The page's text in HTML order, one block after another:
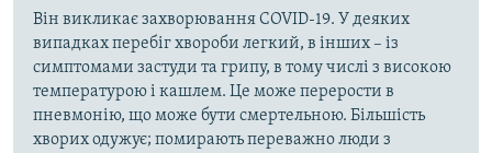
Він викликає захворювання COVID-19. У деяких
випадках перебіг хвороби легкий, в інших – із
симптомами застуди та грипу, в тому числі з високою
температурою і кашлем. Це може перерости в
пневмонію, що може бути смертельною. Більшість
хворих одужує; помирають переважно люди з